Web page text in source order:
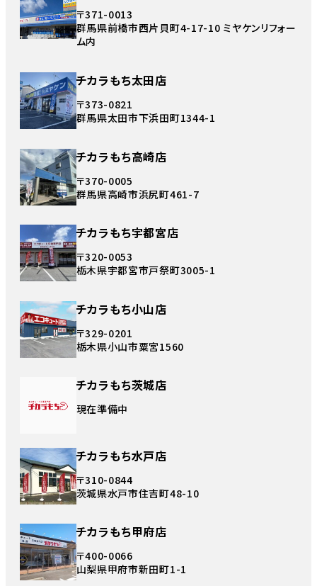
〒371-0013
群馬県前橋市西片貝町4-17-10 ミヤケンリフォー
ム内
チカラもち太田店
〒373-0821
群馬県太田市下浜田町1344-1
チカラもち高崎店
〒370-0005
群馬県高崎市浜尻町461-7
チカラもち宇都宮店
〒320-0053
栃木県宇都宮市戸祭町3005-1
チカラもち小山店
〒329-0201
栃木県小山市粟宮1560
チカラもち茨城店
現在準備中
チカラもち水戸店
〒310-0844
茨城県水戸市住吉町48-10
チカラもち甲府店
〒400-0066
山梨県甲府市新田町1-1